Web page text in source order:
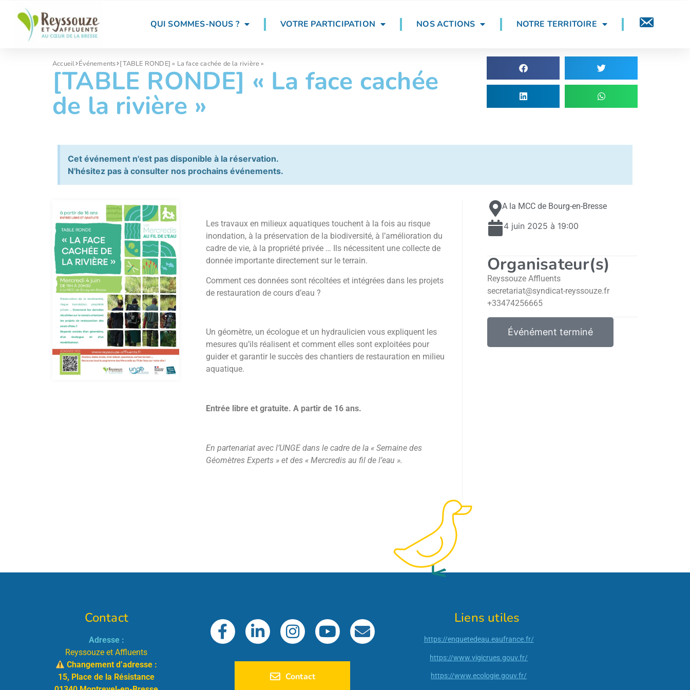
QUI SOMMES-NOUS ? VOTRE PARTICIPATION NOS ACTIONS NOTRE TERRITOIRE CONTACT
Accueil Événements [TABLE RONDE] « La face cachée de la rivière »
[TABLE RONDE] « La face cachée
de la rivière »
Cet événement n'est pas disponible à la réservation.
N'hésitez pas à consulter nos prochains événements.
Les travaux en milieux aquatiques touchent à la fois au risque
inondation, à la préservation de la biodiversité, à l’amélioration du
cadre de vie, à la propriété privée … Ils nécessitent une collecte de
donnée importante directement sur le terrain.
Comment ces données sont récoltées et intégrées dans les projets
de restauration de cours d’eau ?
Un géomètre, un écologue et un hydraulicien vous expliquent les
mesures qu’ils réalisent et comment elles sont exploitées pour
guider et garantir le succès des chantiers de restauration en milieu
aquatique.
Entrée libre et gratuite. A partir de 16 ans.
En partenariat avec l’UNGE dans le cadre de la « Semaine des
Géomètres Experts » et des « Mercredis au fil de l’eau ».
A la MCC de Bourg-en-Bresse
4 juin 2025 à 19:00
Organisateur(s)
Reyssouze Affluents
secretariat@syndicat-reyssouze.fr
+33474256665
Événément terminé
Contact
Adresse :
Reyssouze et Affluents
Changement d’adresse :
15, Place de la Résistance
Contact
Liens utiles
https://enquetedeau.eaufrance.fr/
https://www.vigicrues.gouv.fr/
https://www.ecologie.gouv.fr/